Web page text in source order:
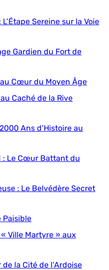
Sereine sur la Voie
Gardien du Fort de
Cœur du Moyen Âge
Caché de la Rive
Ans d’Histoire au
: Le Cœur Battant du
: Le Belvédère Secret
Paisible
Ville Martyre » aux
la Cité de l’Ardoise